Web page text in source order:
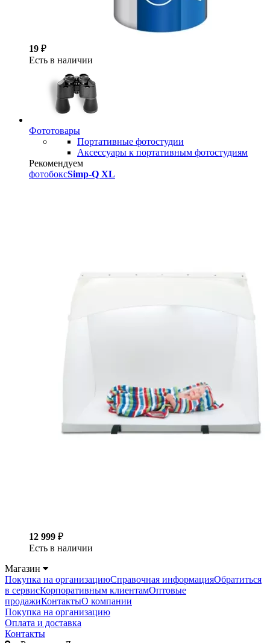
19 ₽
Есть в наличии
Фототовары
Портативные фотостудии
Аксессуары к портативным фотостудиям
Рекомендуем
фотобоксSimp-Q XL
12 999 ₽
Есть в наличии
Магазин
Покупка на организациюСправочная информацияОбратиться
в сервисКорпоративным клиентамОптовые
продажиКонтактыО компании
Покупка на организацию
Оплата и доставка
Контакты